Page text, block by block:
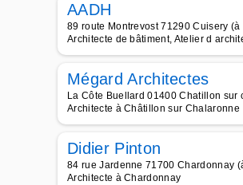
AADH
89 route Montrevost 71290 Cuisery
Architecte de bâtiment, Atelier d
Mégard Architectes
La Côte Buellard 01400 Chatillon sur
Architecte à Châtillon sur Chalaronne
Didier Pinton
84 rue Jardenne 71700 Chardonnay
Architecte à Chardonnay